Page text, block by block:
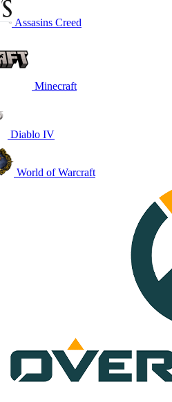
Assasins Creed
Minecraft
Diablo IV
World of Warcraft